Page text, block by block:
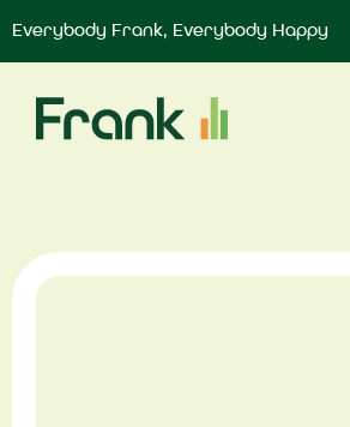
Everybody Frank, Everybody Happy